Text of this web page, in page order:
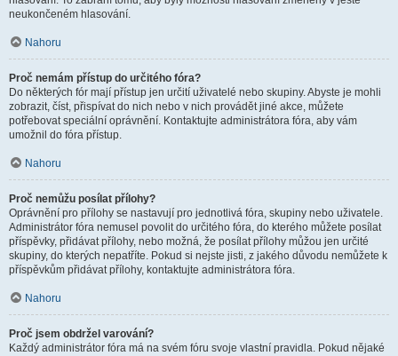
neukončeném hlasování.
Nahoru
Proč nemám přístup do určitého fóra?
Do některých fór mají přístup jen určití uživatelé nebo skupiny. Abyste je mohli
zobrazit, číst, přispívat do nich nebo v nich provádět jiné akce, můžete
potřebovat speciální oprávnění. Kontaktujte administrátora fóra, aby vám
umožnil do fóra přístup.
Nahoru
Proč nemůžu posílat přílohy?
Oprávnění pro přílohy se nastavují pro jednotlivá fóra, skupiny nebo uživatele.
Administrátor fóra nemusel povolit do určitého fóra, do kterého můžete posílat
příspěvky, přidávat přílohy, nebo možná, že posílat přílohy můžou jen určité
skupiny, do kterých nepatříte. Pokud si nejste jisti, z jakého důvodu nemůžete k
příspěvkům přidávat přílohy, kontaktujte administrátora fóra.
Nahoru
Proč jsem obdržel varování?
Každý administrátor fóra má na svém fóru svoje vlastní pravidla. Pokud nějaké